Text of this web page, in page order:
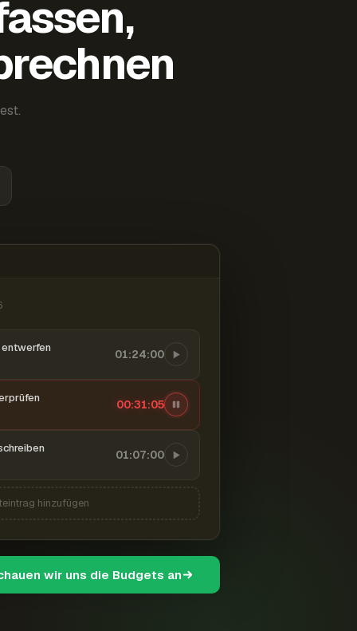
01:24:00
00:31:06
01:07:00
hinzufügen
wir uns die Budgets an